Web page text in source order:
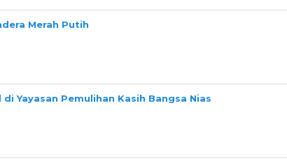
Merah Putih
Yayasan Pemulihan Kasih Bangsa Nias